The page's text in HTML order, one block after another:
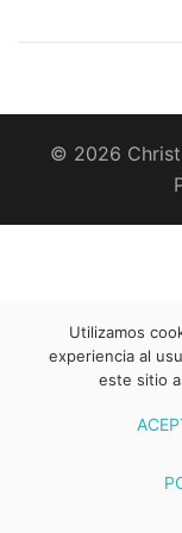
© 2026
Utilizamos
experiencia al
este sitio